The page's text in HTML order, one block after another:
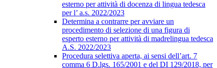
esterno per attività di docenza di lingua tedesca
per l’ a.s. 2022/2023
Determina a contrarre per avviare un
procedimento di selezione di una figura di
esperto esterno per attività di madrelingua tedesca
A.S. 2022/2023
Procedura selettiva aperta, ai sensi dell’art. 7
comma 6 D.lgs. 165/2001 e del DI 129/2018, per